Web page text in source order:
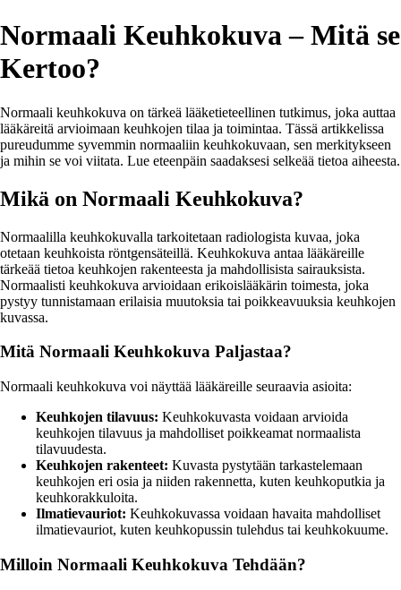
Normaali Keuhkokuva – Mitä se
Kertoo?
Normaali keuhkokuva on tärkeä lääketieteellinen tutkimus, joka auttaa
lääkäreitä arvioimaan keuhkojen tilaa ja toimintaa. Tässä artikkelissa
pureudumme syvemmin normaaliin keuhkokuvaan, sen merkitykseen
ja mihin se voi viitata. Lue eteenpäin saadaksesi selkeää tietoa aiheesta.
Mikä on Normaali Keuhkokuva?
Normaalilla keuhkokuvalla tarkoitetaan radiologista kuvaa, joka
otetaan keuhkoista röntgensäteillä. Keuhkokuva antaa lääkäreille
tärkeää tietoa keuhkojen rakenteesta ja mahdollisista sairauksista.
Normaalisti keuhkokuva arvioidaan erikoislääkärin toimesta, joka
pystyy tunnistamaan erilaisia muutoksia tai poikkeavuuksia keuhkojen
kuvassa.
Mitä Normaali Keuhkokuva Paljastaa?
Normaali keuhkokuva voi näyttää lääkäreille seuraavia asioita:
Keuhkojen tilavuus: Keuhkokuvasta voidaan arvioida
keuhkojen tilavuus ja mahdolliset poikkeamat normaalista
tilavuudesta.
Keuhkojen rakenteet: Kuvasta pystytään tarkastelemaan
keuhkojen eri osia ja niiden rakennetta, kuten keuhkoputkia ja
keuhkorakkuloita.
Ilmatievauriot: Keuhkokuvassa voidaan havaita mahdolliset
ilmatievauriot, kuten keuhkopussin tulehdus tai keuhkokuume.
Milloin Normaali Keuhkokuva Tehdään?